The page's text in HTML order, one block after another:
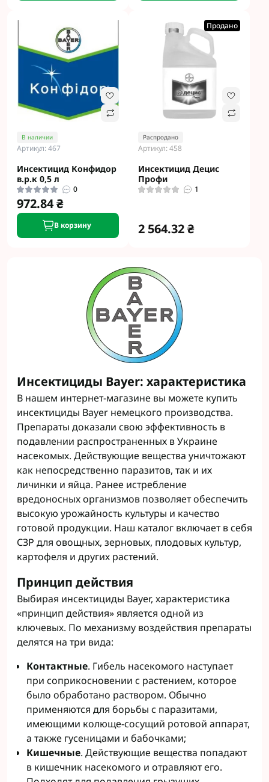
В наличии
Артикул: 467
Инсектицид Конфидор
в.р.к 0,5 л
0
972.84 ₴
В корзину
Продано
Распродано
Артикул: 458
Инсектицид Децис
Профи
1
2 564.32 ₴
Инсектициды Bayer: характеристика
В нашем интернет-магазине вы можете купить
инсектициды Bayer немецкого производства.
Препараты доказали свою эффективность в
подавлении распространенных в Украине
насекомых. Действующие вещества уничтожают
как непосредственно паразитов, так и их
личинки и яйца. Ранее истребление
вредоносных организмов позволяет обеспечить
высокую урожайность культуры и качество
готовой продукции. Наш каталог включает в себя
СЗР для овощных, зерновых, плодовых культур,
картофеля и других растений.
Принцип действия
Выбирая инсектициды Bayer, характеристика
«принцип действия» является одной из
ключевых. По механизму воздействия препараты
делятся на три вида:
Контактные. Гибель насекомого наступает
при соприкосновении с растением, которое
было обработано раствором. Обычно
применяются для борьбы с паразитами,
имеющими колюще-сосущий ротовой аппарат,
а также гусеницами и бабочками;
Кишечные. Действующие вещества попадают
в кишечник насекомого и отравляют его.